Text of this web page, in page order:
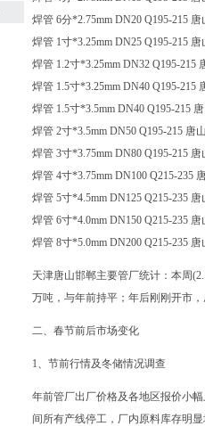
焊管 6分*2.75mm DN20 Q195-215
焊管 1寸*3.25mm DN25 Q195-215
焊管 1.2寸*3.25mm DN32 Q195-215
焊管 1.5寸*3.25mm DN40 Q195-215
焊管 1.5寸*3.5mm DN40 Q195-215
焊管 2寸*3.5mm DN50 Q195-215 唐
焊管 3寸*3.75mm DN80 Q195-215
焊管 4寸*3.75mm DN100 Q215-235
焊管 5寸*4.5mm DN125 Q215-235
焊管 6寸*4.0mm DN150 Q215-235
焊管 8寸*5.0mm DN200 Q215-235
天津唐山邯郸主要管厂统计：本周
万吨，与年前持平；年后刚刚开市
二、春节前后市场变化
1、节前行情及冬储情况调查
年前管厂出厂价格及各地区报价小
间所有产线停工，厂内原料库存明